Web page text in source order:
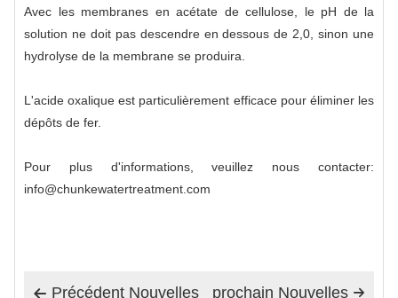
Avec les membranes en acétate de cellulose, le pH de la
solution ne doit pas descendre en dessous de 2,0, sinon une
hydrolyse de la membrane se produira.
L'acide oxalique est particulièrement efficace pour éliminer les
dépôts de fer.
Pour plus d'informations, veuillez nous contacter:
info@chunkewatertreatment.com
 Précédent Nouvelles 
prochain Nouvelles